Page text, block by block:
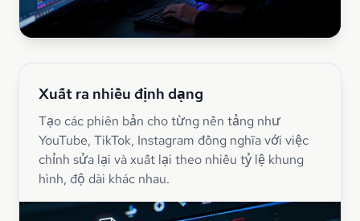
Xuất ra nhiều định dạng
Tạo các phiên bản cho từng nền tảng như
YouTube, TikTok, Instagram đồng nghĩa với việc
chỉnh sửa lại và xuất lại theo nhiều tỷ lệ khung
hình, độ dài khác nhau.